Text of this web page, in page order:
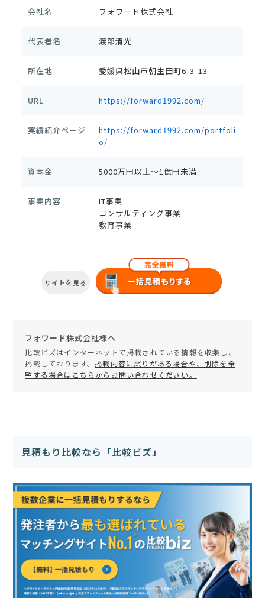
会社名 フォワード株式会社
代表者名 渡部清光
所在地 愛媛県松山市朝生田町6-3-13
URL https://forward1992.com/
実績紹介ページ
https://forward1992.com/portfoli
o/
資本金 5000万円以上～1億円未満
事業内容
IT事業
コンサルティング事業
教育事業
サイトを見る
フォワード株式会社様へ
比較ビズはインターネットで掲載されている情報を収集し、
掲載しております。掲載内容に誤りがある場合や、削除を希
望する場合はこちらからお問い合わせください。
見積もり比較なら「比較ビズ」